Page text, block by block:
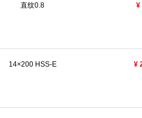
直纹0.8 ¥
14×200 HSS-E ¥